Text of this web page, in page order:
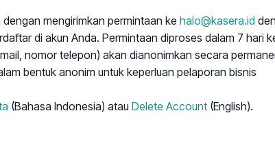
mengirimkan permintaan ke halo@kasera.id
di akun Anda. Permintaan diproses dalam 7 hari
nomor telepon) akan dianonimkan secara
bentuk anonim untuk keperluan pelaporan bisnis
(Bahasa Indonesia) atau Delete Account (English).